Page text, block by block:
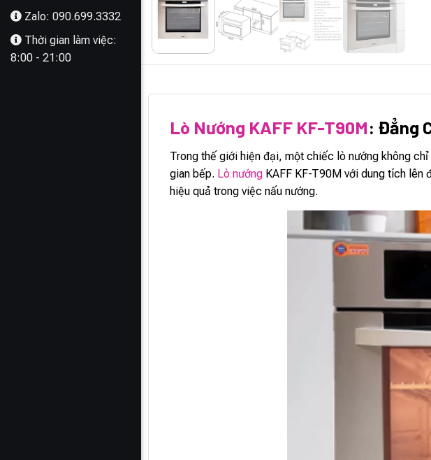
Zalo: 090.699.3332
Thời gian làm việc:
8:00 - 21:00
Lò Nướng KAFF KF-T90M: Đẳng
Trong thế giới hiện đại, một chiếc lò nướng không
gian bếp. Lò nướng KAFF KF-T90M với dung tích lên
hiệu quả trong việc nấu nướng.